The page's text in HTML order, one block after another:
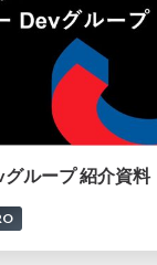
ループ 紹介資料